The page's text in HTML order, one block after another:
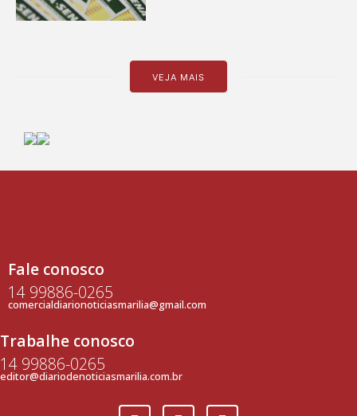
VEJA MAIS
Fale conosco
14 99886-0265
comercialdiarionoticiasmarilia@gmail.com
Trabalhe conosco
14 99886-0265
editor@diariodenoticiasmarilia.com.br